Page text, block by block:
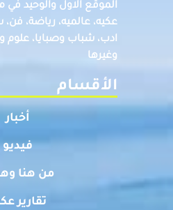
الموقع الاول والوحيد في
عكيه، عالميه، رياضة، فن،
ادب، شباب وصبايا، علوم
وغيرها
الأقسام
أخبار
فيديو
من هنا
تقارير